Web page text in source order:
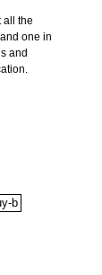
all the
one in
and